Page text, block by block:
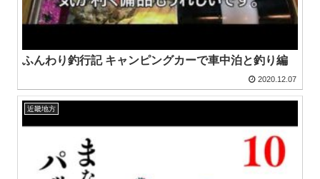
ふんわり釣行記 キャンピングカーで車中泊と釣り編
2020.12.07
近畿地方